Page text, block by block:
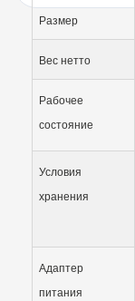
Размер
Вес нетто
Рабочее
состояние
Условия
хранения
Адаптер
питания